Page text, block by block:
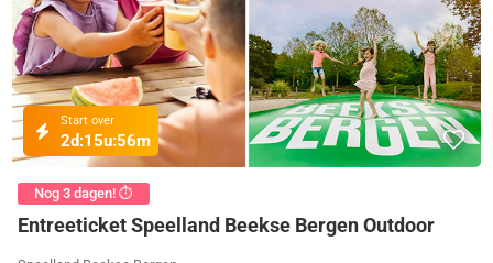
Start over
2d:15u:56m
Nog 3 dagen! ⏱️
Entreeticket Speelland Beekse Bergen Outdoor